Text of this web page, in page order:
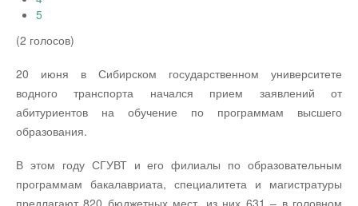
5
(2 голосов)
20 июня в Сибирском государственном университете
водного транспорта начался прием заявлений от
абитуриентов на обучение по программам высшего
образования.
В этом году СГУВТ и его филиалы по образовательным
программам бакалавриата, специалитета и магистратуры
предлагают 820 бюджетных мест, из них 631 – в головном